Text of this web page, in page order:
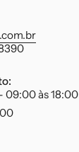
09:00 às 18:00